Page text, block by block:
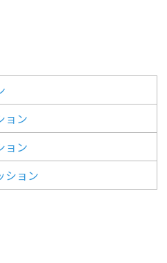
ョン
ョン
ション